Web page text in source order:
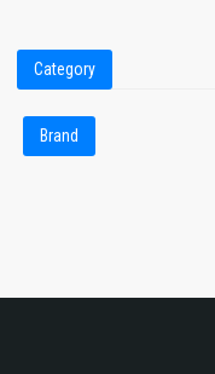
Category
Brand